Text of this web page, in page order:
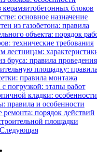
керамзитобетонных блоков
основное назначение
из газобетона: правила
объекта: порядок
технические требования
бруса: правила
площадку:
правила монтажа
погрузкой: этапы работ
кладки: особенности
правила и особенности
порядок действий
площадки
Следующая